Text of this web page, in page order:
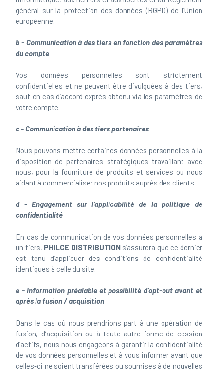
général sur la protection des données (RGPD) de l’Union
européenne.
b - Communication à des tiers en fonction des paramètres
du compte
Vos données personnelles sont strictement
confidentielles et ne peuvent être divulguées à des tiers,
sauf en cas d’accord exprès obtenu via les paramètres de
votre compte.
c - Communication à des tiers partenaires
Nous pouvons mettre certaines données personnelles à la
disposition de partenaires stratégiques travaillant avec
nous, pour la fourniture de produits et services ou nous
aidant à commercialiser nos produits auprès des clients.
d - Engagement sur l’applicabilité de la politique de
confidentialité
En cas de communication de vos données personnelles à
un tiers, PHILCE DISTRIBUTION s’assurera que ce dernier
est tenu d’appliquer des conditions de confidentialité
identiques à celle du site.
e - Information préalable et possibilité d’opt-out avant et
après la fusion / acquisition
Dans le cas où nous prendrions part à une opération de
fusion, d’acquisition ou à toute autre forme de cession
d’actifs, nous nous engageons à garantir la confidentialité
de vos données personnelles et à vous informer avant que
celles-ci ne soient transférées ou soumises à de nouvelles